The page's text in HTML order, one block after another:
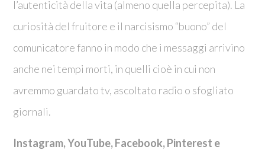
l’autenticità della vita (almeno quella percepita). La
curiosità del fruitore e il narcisismo “buono” del
comunicatore fanno in modo che i messaggi arrivino
anche nei tempi morti, in quelli cioè in cui non
avremmo guardato tv, ascoltato radio o sfogliato
giornali.
Instagram, YouTube, Facebook, Pinterest e